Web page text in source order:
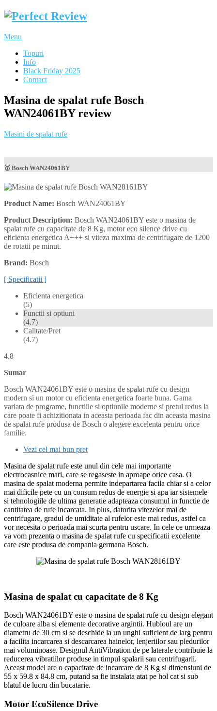
Menu
Topuri
Info
Black Friday 2025
Contact
Masina de spalat rufe Bosch
WAN24061BY review
Masini de spalat rufe
🥇 Bosch WAN24061BY
Product Name: Bosch WAN24061BY
Product Description: Bosch WAN24061BY este o masina de
spalat rufe cu capacitate de 8 Kg, motor eco silence drive cu
eficienta energetica A+++ si viteza maxima de centrifugare de 1200
de rotatii pe minut.
Brand: Bosch
[ Specificatii ]
Eficienta energetica
(5)
Functii si optiuni
(4.7)
Calitate/Pret
(4.7)
4.8
Sumar
Bosch WAN24061BY este o masina de spalat rufe cu design
modern si un motor cu eficienta energetica foarte buna. Gama
variata de programe, functiile si optiunile moderne si pretul redus la
care poate fi achizitionata in aceasta perioada fac din aceasta masina
de spalat rufe produsa de Bosch o alegere excelenta pentru orice
familie.
Vezi cel mai bun pret
Masina de spalat rufe este unul din cele mai importante
electrocasnice mari, care se regaseste in aproape orice casa. O
masina de spalat moderna permite indepartarea facila chiar si a celor
mai dificile pete cu un consum redus de energie si apa iar sistemele
si tehnologiile de ultima generatie adapteaza consumul in functie de
cantitatea de rufe incarcata. In plus, datorita vitezelor mai de
centrifugare, gradul de umiditate al rufelor este mai redus, astfel ca
vor necesita o perioada mai scurta pentru uscare. In cele ce urmeaza
va vom prezenta o masina de spalat rufe cu specificatii excelente
care este produsa de compania germana Bosch.
Masina de spalat cu capacitate de 8 Kg
Bosch WAN24061BY este o masina de spalat rufe cu design elegant
de culoare alba si elemente decorative argintii. Hubloul are un
diametru de 30 cm si se deschide la un unghi suficient de larg pentru
a facilita incarcarea si descarcarea hainelor, lenjeriilor sau pledurilor
mai voluminoase. Designul AntiVibration de pe laterale contribuie la
reducerea vibratiilor produse in timpul spalarii sau centrifugarii.
Aceast model are o capacitate de incarcare de 8 Kg si dimensiuni de
55 x 59.8 x 84.8 cm, putand sa fie instalata atat pe hol cat si sub
blatul de lucru din bucatarie.
Motor EcoSilence Drive